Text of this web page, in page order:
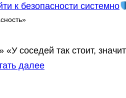
к безопасности системно
«У соседей так стоит,
далее: